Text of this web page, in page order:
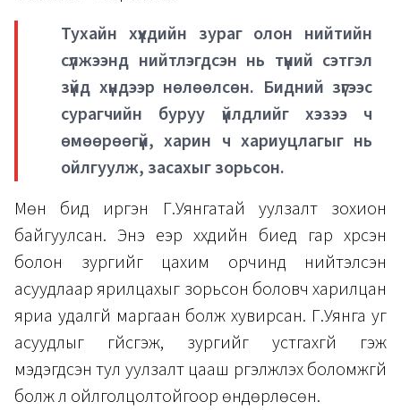
Тухайн хүүхдийн зураг олон нийтийн
сүлжээнд нийтлэгдсэн нь түүний сэтгэл
зүйд хүндээр нөлөөлсөн. Бидний зүгээс
сурагчийн буруу үйлдлийг хэзээ ч
өмөөрөөгүй, харин ч хариуцлагыг нь
ойлгуулж, засахыг зорьсон.
Мөн бид иргэн Г.Уянгатай уулзалт зохион
байгуулсан. Энэ үеэр хүүхдийн биед гар хүрсэн
болон зургийг цахим орчинд нийтэлсэн
асуудлаар ярилцахыг зорьсон боловч харилцан
яриа удалгүй маргаан болж хувирсан. Г.Уянга уг
асуудлыг үгүйсгэж, зургийг устгахгүй гэж
мэдэгдсэн тул уулзалт цааш үргэлжлэх боломжгүй
болж үл ойлголцолтойгоор өндөрлөсөн.